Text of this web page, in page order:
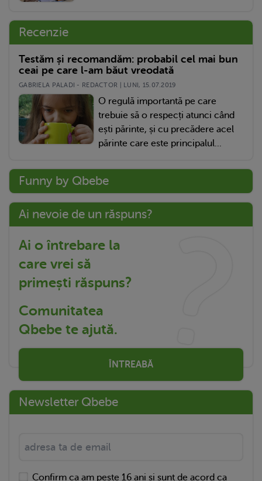
Recenzie
Testăm și recomandăm: probabil cel mai bun
ceai pe care l-am băut vreodată
GABRIELA PALADI - REDACTOR | LUNI, 15.07.2019
O regulă importantă pe care
trebuie să o respecți atunci când
ești părinte, și cu precădere acel
părinte care este principalul...
Funny by Qbebe
Ai nevoie de un răspuns?
Ai o întrebare la
care vrei să
primești răspuns?
Comunitatea
Qbebe te ajută.
ÎNTREABĂ
Newsletter Qbebe
Confirm ca am peste 16 ani si sunt de acord ca